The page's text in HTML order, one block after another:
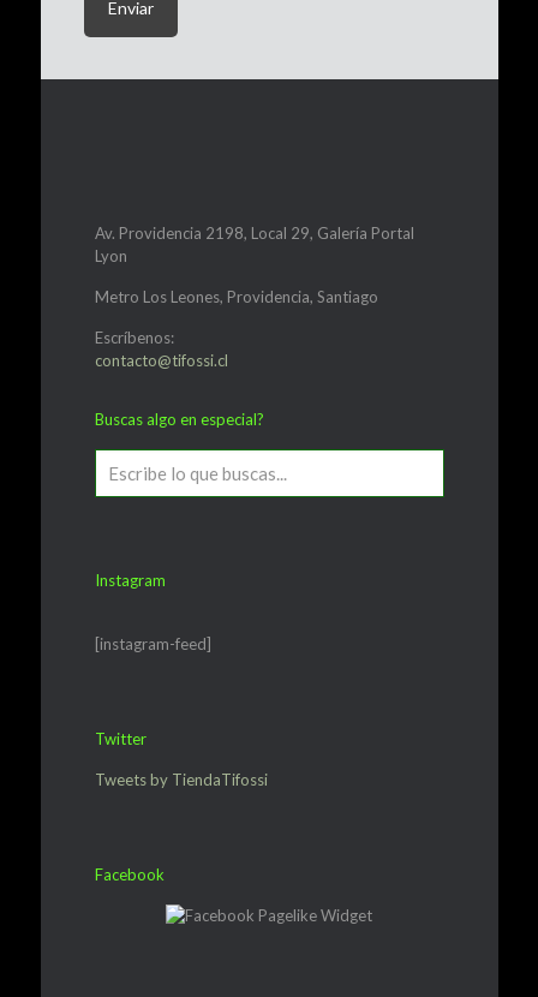
Av. Providencia 2198, Local 29, Galería Portal
Lyon
Metro Los Leones, Providencia, Santiago
Escríbenos:
contacto@tifossi.cl
Buscas algo en especial?
Instagram
[instagram-feed]
Twitter
Tweets by TiendaTifossi
Facebook